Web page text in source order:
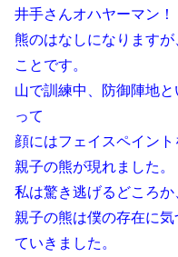
井手さんオハヤーマン！
熊のはなしになります
ことです。
山で訓練中、防御陣地
って
顔にはフェイスペイン
親子の熊が現れました。
私は驚き逃げるどころか
親子の熊は僕の存在に
ていきました。